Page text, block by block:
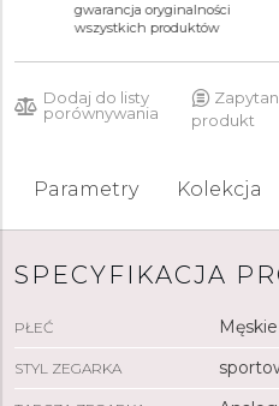
gwarancja oryginalności
wszystkich produktów
Dodaj do listy
porównywania
produkt
Parametry Kolekcja
SPECYFIKACJA
PŁEĆ Męskie
STYL ZEGARKA